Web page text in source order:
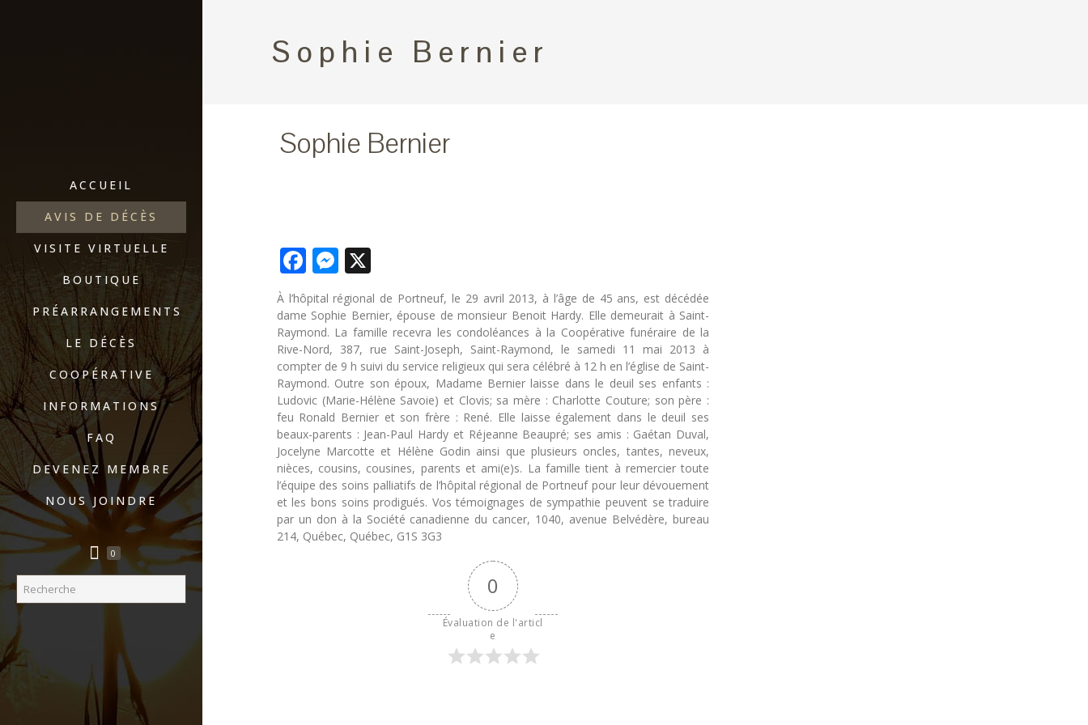
ACCUEIL
AVIS DE DÉCÈS
VISITE VIRTUELLE
BOUTIQUE
PRÉARRANGEMENTS
LE DÉCÈS
COOPÉRATIVE
INFORMATIONS
FAQ
DEVENEZ MEMBRE
NOUS JOINDRE
0
Sophie Bernier
Sophie Bernier
Facebook
Messenger
X
À l’hôpital régional de Portneuf, le 29 avril 2013, à l’âge de 45 ans, est décédée
dame Sophie Bernier, épouse de monsieur Benoit Hardy. Elle demeurait à Saint-
Raymond. La famille recevra les condoléances à la Coopérative funéraire de la
Rive-Nord, 387, rue Saint-Joseph, Saint-Raymond, le samedi 11 mai 2013 à
compter de 9 h suivi du service religieux qui sera célébré à 12 h en l’église de Saint-
Raymond. Outre son époux, Madame Bernier laisse dans le deuil ses enfants :
Ludovic (Marie-Hélène Savoie) et Clovis; sa mère : Charlotte Couture; son père :
feu Ronald Bernier et son frère : René. Elle laisse également dans le deuil ses
beaux-parents : Jean-Paul Hardy et Réjeanne Beaupré; ses amis : Gaétan Duval,
Jocelyne Marcotte et Hélène Godin ainsi que plusieurs oncles, tantes, neveux,
nièces, cousins, cousines, parents et ami(e)s. La famille tient à remercier toute
l’équipe des soins palliatifs de l’hôpital régional de Portneuf pour leur dévouement
et les bons soins prodigués. Vos témoignages de sympathie peuvent se traduire
par un don à la Société canadienne du cancer, 1040, avenue Belvédère, bureau
214, Québec, Québec, G1S 3G3
0
Évaluation de l'articl
e